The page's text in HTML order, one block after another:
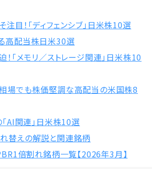
目！「ディフェンシブ」日米株10選
高配当株日米30選
「メモリ／ストレージ関連」日米株10
場でも株価堅調な高配当の米国株8
AI関連」日米株10選
替えの解説と関連銘柄
倍割れ銘柄一覧【2026年3月】